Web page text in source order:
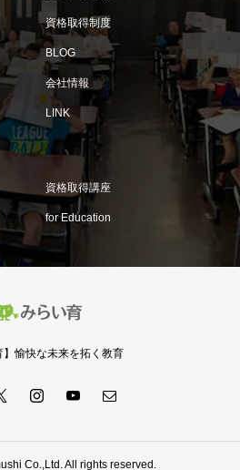
資格取得制度
BLOG
会社情報
LINK
資格取得講座
for Education
】愉快な未来を拓く教育
Co.,Ltd. All rights reserved.